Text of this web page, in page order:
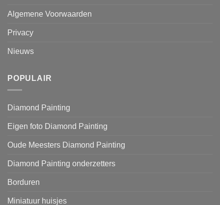
Algemene Voorwaarden
Privacy
Nieuws
POPULAIR
Diamond Painting
Eigen foto Diamond Painting
Oude Meesters Diamond Painting
Diamond Painting onderzetters
Borduren
Miniatuur huisjes